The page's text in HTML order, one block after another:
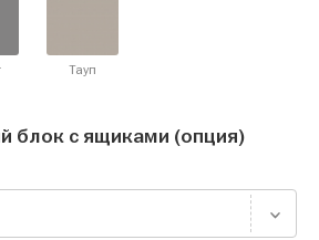
Тауп
блок с ящиками (опция)